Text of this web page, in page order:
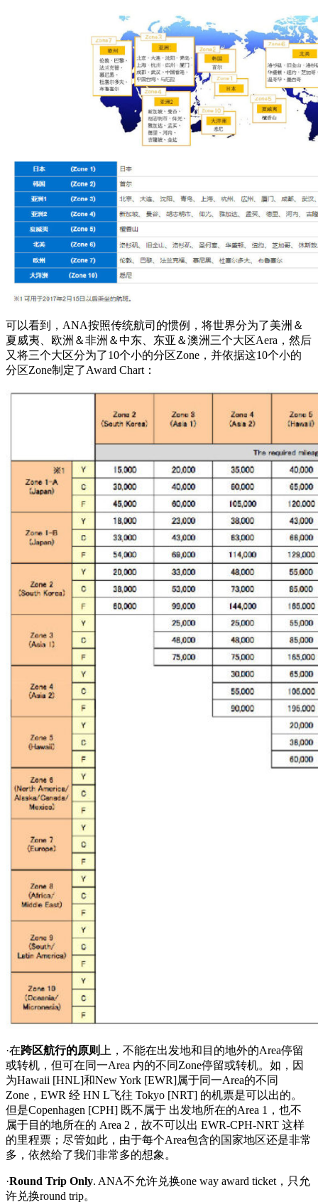
可以看到，ANA按照传统航司的惯例，将世界分为了美洲＆
夏威夷、欧洲＆非洲＆中东、东亚＆澳洲三个大区Aera，然后
又将三个大区分为了10个小的分区Zone，并依据这10个小的
分区Zone制定了Award Chart：
·在跨区航行的原则
上，不能在出发地和目的地外的Area停留
或转机，但可在同一Area 内的不同Zone停留或转机。如，因
为Hawaii [HNL]和New York [EWR]属于同一Area的不同
Zone，EWR 经 HN L飞往 Tokyo [NRT] 的机票是可以出的。
但是Copenhagen [CPH] 既不属于 出发地所在的Area 1，也不
属于目的地所在的 Area 2，故不可以出 EWR-CPH-NRT 这样
的里程票；尽管如此，由于每个Area包含的国家地区还是非常
多，依然给了我们非常多的想象。
·Round Trip Only. ANA不允许兑换one way award ticket，只允
许兑换round trip。